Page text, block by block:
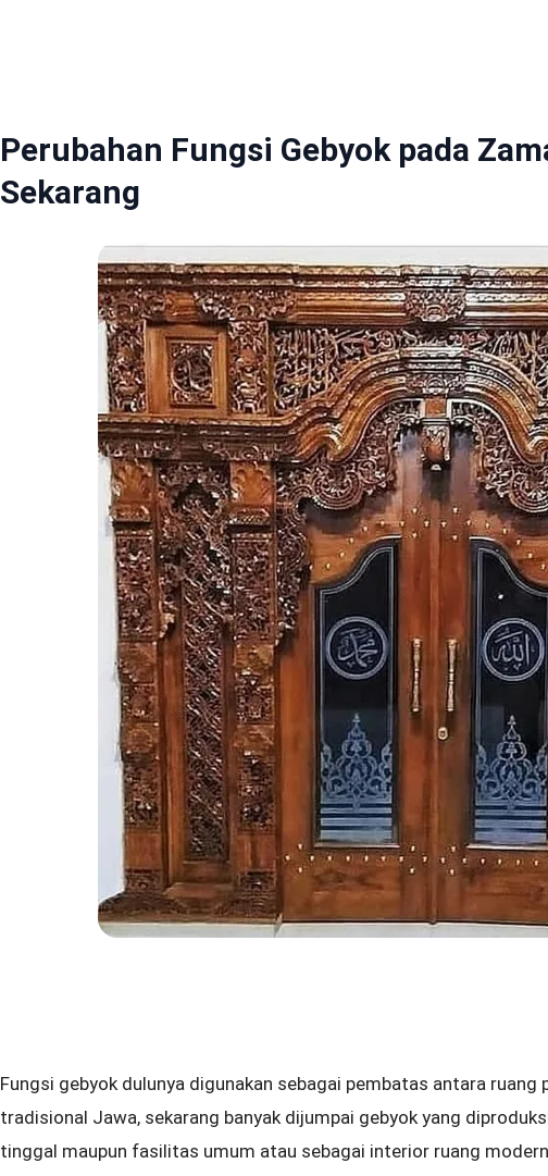
Perubahan Fungsi Gebyok pada
Sekarang
Fungsi gebyok dulunya digunakan sebagai pembatas antara
tradisional Jawa, sekarang banyak dijumpai gebyok yang
tinggal maupun fasilitas umum atau sebagai interior ruang